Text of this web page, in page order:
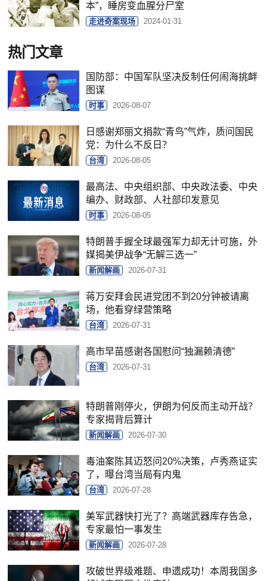
本”，睡房变血腥分尸室
走进奇案现场 2024-01-31
热门文章
国防部：中国军队坚决反制任何闹海挑衅
图谋
时事 2026-08-07
日感谢郑丽文捐款“青鸟”气炸，质问国民
党：为什么不反日？
台湾 2026-08-05
最高法、中央组织部、中央政法委、中央
编办、财政部、人社部印发意见
时事 2026-08-05
特朗普手握全球最强军力却无计可施，外
媒揭美伊战争“无解三选一”
新闻解画 2026-07-31
蒋万安拜会民进党团不到20分钟被请离
场，他看穿绿营策略
台湾 2026-07-31
高市早苗感谢各国慰问“独漏赖清德”
台湾 2026-07-31
特朗普刚停火，伊朗为何反而主动开战？
专家揭背后算计
新闻解画 2026-07-30
毒油案陈其迈怒问20%决策，卢秀燕证实
了，曝台湾当局有内鬼
台湾 2026-07-28
美军武器快打光了？高端武器库存告急，
专家最怕一事发生
新闻解画 2026-07-28
攻破世界级难题、申遗成功！本周我国多